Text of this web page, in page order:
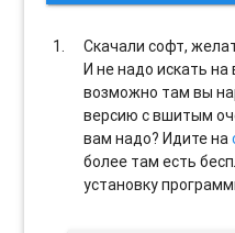
Скачали софт,
И не надо искать на
возможно там вы
версию с вшитым
вам надо? Идите на
более там есть
установку